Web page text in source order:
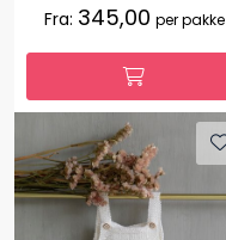
Fra: 345,00 per pakke